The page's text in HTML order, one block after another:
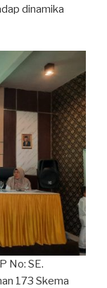
dinamika
No: SE.
173 Skema